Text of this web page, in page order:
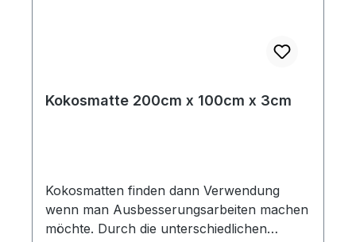
Kokosmatte 200cm x 100cm x 3cm
Kokosmatten finden dann Verwendung
wenn man Ausbesserungsarbeiten machen
möchte. Durch die unterschiedlichen